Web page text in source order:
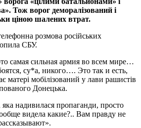
Тож ворог деморалiзований i
цiною шалених втрат.
розмова росiйських
СБУ.
самая сильная армия во всем мире…
су*а, никого…. Это так и есть,
матерi мобiлiзований у лави рашистiв
Донецька.
надивилася пропаганди, просто
видела какие?.. Вам правду не